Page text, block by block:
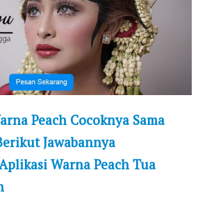
Peach Cocoknya Sama
Jawabannya
Warna Peach Tua